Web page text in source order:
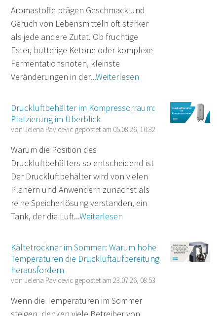
Aromastoffe prägen Geschmack und
Geruch von Lebensmitteln oft stärker
als jede andere Zutat. Ob fruchtige
Ester, butterige Ketone oder komplexe
Fermentationsnoten, kleinste
Veränderungen in der...Weiterlesen
Druckluftbehälter im Kompressorraum:
Platzierung im Überblick
von Jelena Pavicevic gepostet am 05.08.26, 10:32
Warum die Position des
Druckluftbehälters so entscheidend ist
Der Druckluftbehälter wird von vielen
Planern und Anwendern zunächst als
reine Speicherlösung verstanden, ein
Tank, der die Luft...Weiterlesen
Kältetrockner im Sommer: Warum hohe
Temperaturen die Druckluftaufbereitung
herausfordern
von Jelena Pavicevic gepostet am 23.07.26, 08:53
Wenn die Temperaturen im Sommer
steigen, denken viele Betreiber von